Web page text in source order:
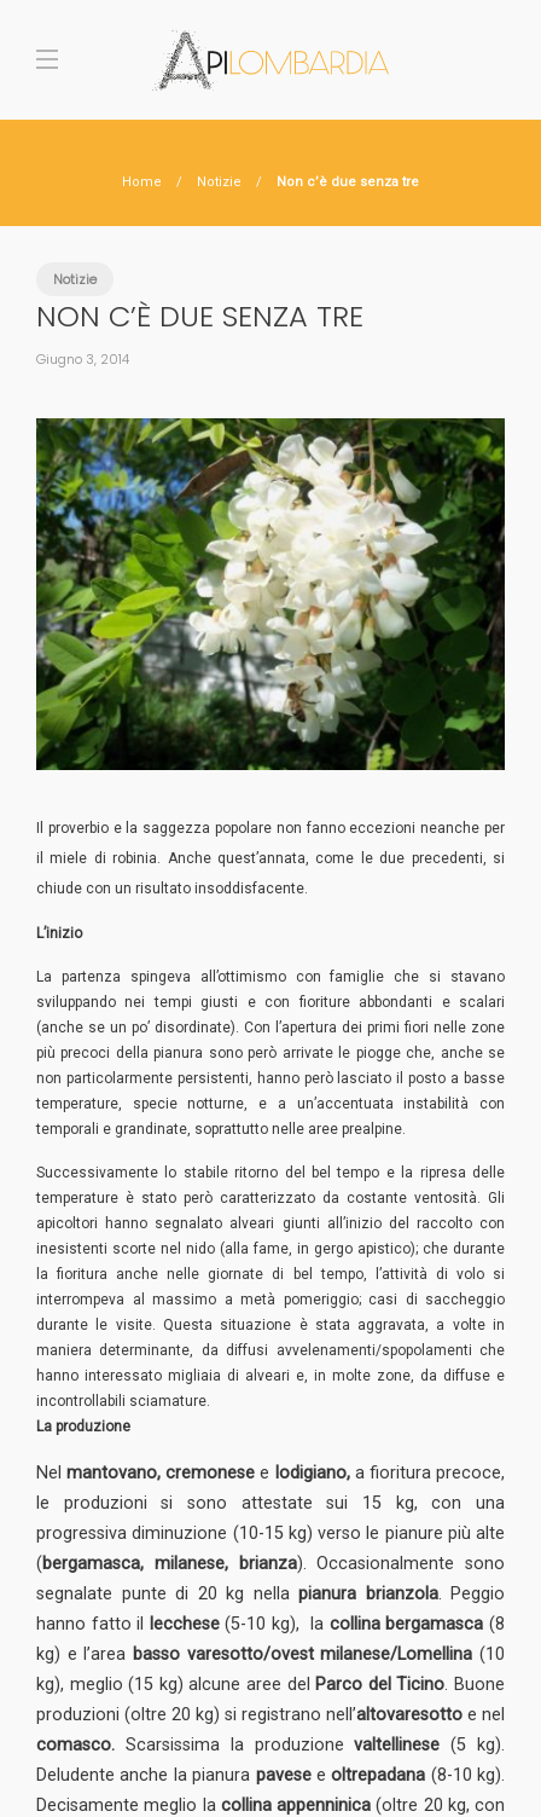
Home Notizie Non c’è due senza tre
Notizie
NON C’È DUE SENZA TRE
Giugno 3, 2014
Il proverbio e la saggezza popolare non fanno eccezioni neanche per
il miele di robinia. Anche quest’annata, come le due precedenti, si
chiude con un risultato insoddisfacente.
L’inizio
La partenza spingeva all’ottimismo con famiglie che si stavano
sviluppando nei tempi giusti e con fioriture abbondanti e scalari
(anche se un po’ disordinate). Con l’apertura dei primi fiori nelle zone
più precoci della pianura sono però arrivate le piogge che, anche se
non particolarmente persistenti, hanno però lasciato il posto a basse
temperature, specie notturne, e a un’accentuata instabilità con
temporali e grandinate, soprattutto nelle aree prealpine.
Successivamente lo stabile ritorno del bel tempo e la ripresa delle
temperature è stato però caratterizzato da costante ventosità. Gli
apicoltori hanno segnalato alveari giunti all’inizio del raccolto con
inesistenti scorte nel nido (alla fame, in gergo apistico); che durante
la fioritura anche nelle giornate di bel tempo, l’attività di volo si
interrompeva al massimo a metà pomeriggio; casi di saccheggio
durante le visite. Questa situazione è stata aggravata, a volte in
maniera determinante, da diffusi avvelenamenti/spopolamenti che
hanno interessato migliaia di alveari e, in molte zone, da diffuse e
incontrollabili sciamature.
La produzione
Nelmantovano, cremonesee lodigiano, a fioritura precoce,
le produzioni si sono attestate sui 15 kg, con una
progressiva diminuzione (10-15 kg) verso le pianure più alte
(bergamasca, milanese, brianza). Occasionalmente sono
segnalate punte di 20 kg nella pianura brianzola. Peggio
hanno fatto il
lecchese(5-10 kg), la collina bergamasca(8
kg) e l’area basso varesotto/ovest milanese/Lomellina (10
kg), meglio (15 kg) alcune aree del Parco del Ticino. Buone
produzioni (oltre 20 kg) si registrano nell’altovaresotto e nel
comasco. Scarsissima la produzionevaltellinese(5 kg).
Deludente anche la pianura pavese eoltrepadana (8-10 kg).
Decisamente meglio la collina appenninica(oltre 20 kg, con